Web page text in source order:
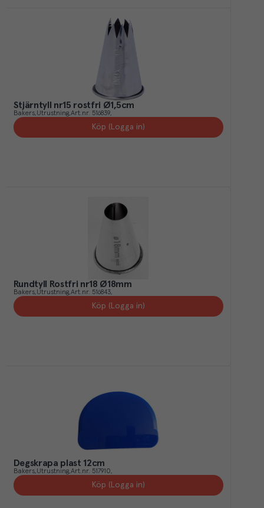
Stjärntyll nr15 rostfri Ø1,5cm
Bakers Utrustning Art.nr. 516839
Köp (Logga in)
Rundtyll Rostfri nr18 Ø18mm
Bakers Utrustning Art.nr. 516843
Köp (Logga in)
Degskrapa plast 12cm
Bakers Utrustning Art.nr. 517910
Köp (Logga in)